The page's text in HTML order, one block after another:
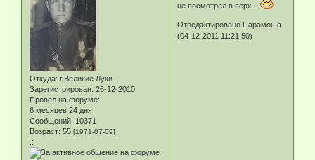
Откуда: г.Великие Луки.
Зарегистрирован: 26-12-2010
Провел на форуме:
6 месяцев 24 дня
Сообщений: 10371
Возраст: 55 [1971-07-09]
.:
не посмотрел в верх....
Отредактировано Парамоша
(04-12-2011 11:21:50)